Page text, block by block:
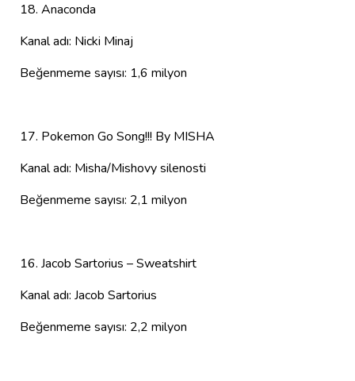
18. Anaconda
Kanal adı: Nicki Minaj
Beğenmeme sayısı: 1,6 milyon
17. Pokemon Go Song!!! By MISHA
Kanal adı: Misha/Mishovy silenosti
Beğenmeme sayısı: 2,1 milyon
16. Jacob Sartorius – Sweatshirt
Kanal adı: Jacob Sartorius
Beğenmeme sayısı: 2,2 milyon